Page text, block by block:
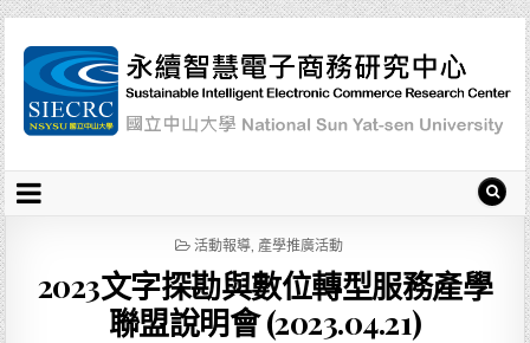
P
O
S
T
E
活動報導, 產學推廣活動
2023文字探勘與數位轉型服務產學
聯盟說明會 (2023.04.21)